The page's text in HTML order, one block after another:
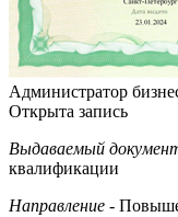
Администратор
Открыта запись
Выдаваемый
квалификации
Направление -